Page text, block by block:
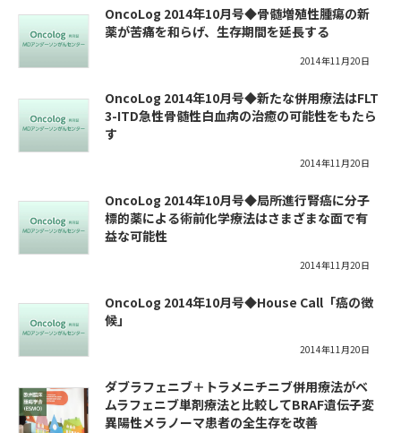
OncoLog 2014年10月号◆骨髄増殖性腫瘍の新
薬が苦痛を和らげ、生存期間を延長する
2014年11月20日
OncoLog 2014年10月号◆新たな併用療法はFLT
3-ITD急性骨髄性白血病の治癒の可能性をもたら
す
2014年11月20日
OncoLog 2014年10月号◆局所進行腎癌に分子
標的薬による術前化学療法はさまざまな面で有
益な可能性
2014年11月20日
OncoLog 2014年10月号◆House Call「癌の徴
候」
2014年11月20日
ダブラフェニブ＋トラメニチニブ併用療法がベ
ムラフェニブ単剤療法と比較してBRAF遺伝子変
異陽性メラノーマ患者の全生存を改善